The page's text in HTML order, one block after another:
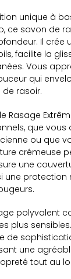
unique à
ce savon de
Il crée
facilite la
Vous
qui
rasoir.
Rasage
que
ou que
crémeuse
une
une protection
polyvalent
plus
de
une
tout au